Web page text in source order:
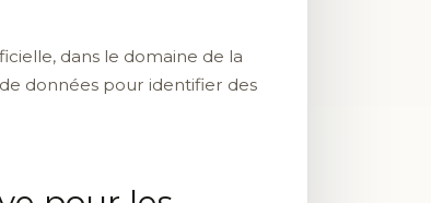
dans le domaine de la
données pour identifier des